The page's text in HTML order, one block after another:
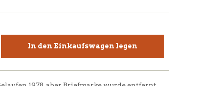
In den Einkaufswagen legen